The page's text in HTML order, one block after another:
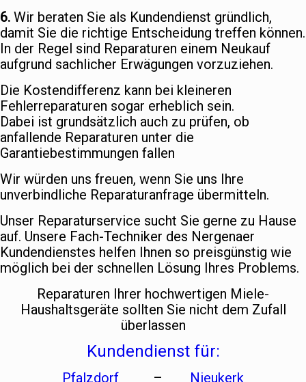
6. Wir beraten Sie als Kundendienst gründlich,
damit Sie die richtige Entscheidung treffen können.
In der Regel sind Reparaturen einem Neukauf
aufgrund sachlicher Erwägungen vorzuziehen.
Die Kostendifferenz kann bei kleineren
Fehlerreparaturen sogar erheblich sein.
Dabei ist grundsätzlich auch zu prüfen, ob
anfallende Reparaturen unter die
Garantiebestimmungen fallen
Wir würden uns freuen, wenn Sie uns Ihre
unverbindliche Reparaturanfrage übermitteln.
Unser Reparaturservice sucht Sie gerne zu Hause
auf. Unsere Fach-Techniker des Nergenaer
Kundendienstes helfen Ihnen so preisgünstig wie
möglich bei der schnellen Lösung Ihres Problems.
Reparaturen Ihrer hochwertigen Miele-
Haushaltsgeräte sollten Sie nicht dem Zufall
überlassen
Kundendienst für:
Pfalzdorf – Nieukerk